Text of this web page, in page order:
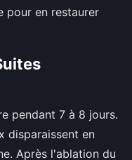
pour en restaurer
pendant 7 à 8 jours.
disparaissent en
Après l'ablation du